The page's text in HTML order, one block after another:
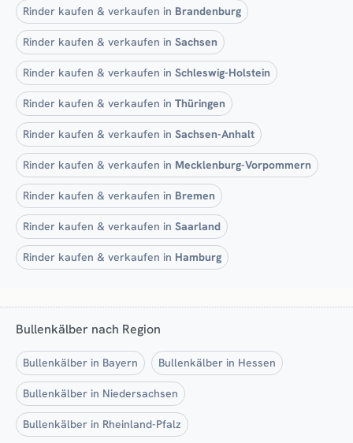
Rinder kaufen & verkaufen in Brandenburg
Rinder kaufen & verkaufen in Sachsen
Rinder kaufen & verkaufen in Schleswig-Holstein
Rinder kaufen & verkaufen in Thüringen
Rinder kaufen & verkaufen in Sachsen-Anhalt
Rinder kaufen & verkaufen in Mecklenburg-Vorpommern
Rinder kaufen & verkaufen in Bremen
Rinder kaufen & verkaufen in Saarland
Rinder kaufen & verkaufen in Hamburg
Bullenkälber nach Region
Bullenkälber in Bayern Bullenkälber in Hessen
Bullenkälber in Niedersachsen
Bullenkälber in Rheinland-Pfalz